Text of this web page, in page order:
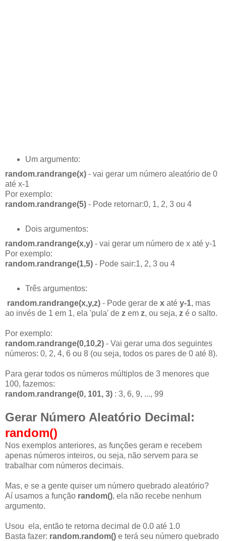
Um argumento:
random.randrange(x) - vai gerar um número aleatório de 0
até x-1
Por exemplo:
random.randrange(5) - Pode retornar:0, 1, 2, 3 ou 4
Dois argumentos:
random.randrange(x,y) - vai gerar um número de x até y-1
Por exemplo:
random.randrange(1,5) - Pode sair:1, 2, 3 ou 4
Três argumentos:
random.randrange(x,y,z) - Pode gerar de x até y-1, mas
ao invés de 1 em 1, ela 'pula' de z em z, ou seja, z é o salto.
Por exemplo:
random.randrange(0,10,2) - Vai gerar uma dos seguintes
números: 0, 2, 4, 6 ou 8 (ou seja, todos os pares de 0 até 8).
Para gerar todos os números múltiplos de 3 menores que
100, fazemos:
random.randrange(0, 101, 3) : 3, 6, 9, ..., 99
Gerar Número Aleatório Decimal:
random()
Nos exemplos anteriores, as funções geram e recebem
apenas números inteiros, ou seja, não servem para se
trabalhar com números decimais.
Mas, e se a gente quiser um número quebrado aleatório?
Aí usamos a função random(), ela não recebe nenhum
argumento.
Usou ela, então te retorna decimal de 0.0 até 1.0
Basta fazer: random.random() e terá seu número quebrado